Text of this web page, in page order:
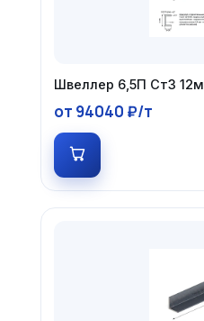
Швеллер 6,5П Ст3 12м
от 94040 ₽/т